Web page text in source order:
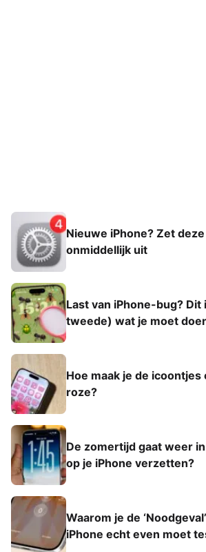
Nieuwe iPhone? Zet
onmiddellijk uit
Last van iPhone-bug?
tweede) wat je moet
Hoe maak je de icoontjes
roze?
De zomertijd gaat weer
op je iPhone verzetten?
Waarom je de
iPhone echt even moet